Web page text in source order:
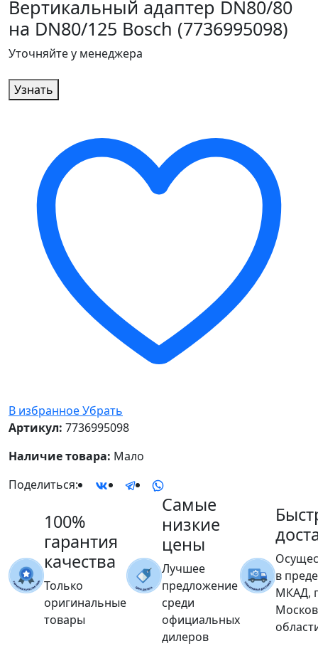
Вертикальный адаптер DN80/80
на DN80/125 Bosch (7736995098)
Уточняйте у менеджера
Узнать
В избранноеУбрать
Артикул: 7736995098
Наличие товара: Мало
Поделиться:
100%
гарантия
качества
Только
оригинальные
товары
Самые
низкие
цены
Лучшее
предложение
среди
официальных
дилеров
в
МКАД,